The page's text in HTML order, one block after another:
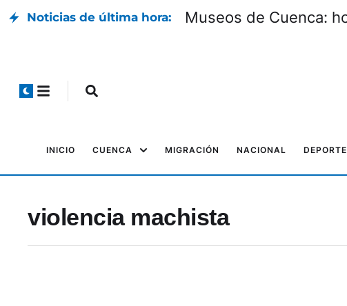
Noticias de última hora: Museos de Cuenca:
INICIO CUENCA MIGRACIÓN NACIONAL
violencia machista